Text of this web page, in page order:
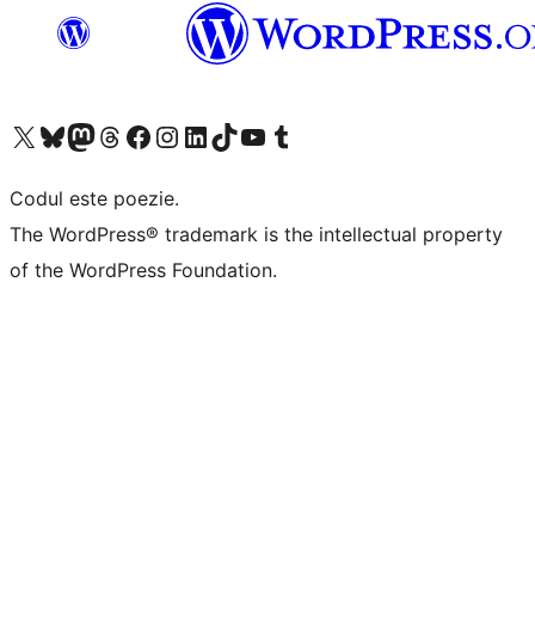
Mergi la contul nostru X (fost Twitter)
Vizitează contul nostru Bluesky
Vizitează contul nostru Mastodon
Vizitează contul nostru Threads
Vizitează pagina noastră Facebook
Vizitează-ne pe Instagram
Vizitează-ne pe LinkedIn
Vizitează contul nostru TikTok
Vizitează canalul nostru YouTube
Vizitează contul nostru Tumblr
Codul este poezie.
The WordPress® trademark is the intellectual property
of the WordPress Foundation.